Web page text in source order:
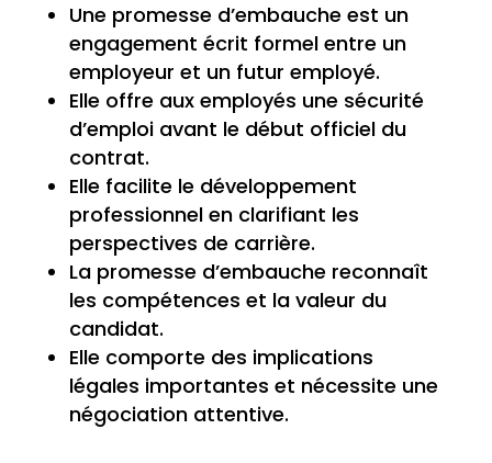
Une promesse d’embauche est un
engagement écrit formel entre un
employeur et un futur employé.
Elle offre aux employés une sécurité
d’emploi avant le début officiel du
contrat.
Elle facilite le développement
professionnel en clarifiant les
perspectives de carrière.
La promesse d’embauche reconnaît
les compétences et la valeur du
candidat.
Elle comporte des implications
légales importantes et nécessite une
négociation attentive.